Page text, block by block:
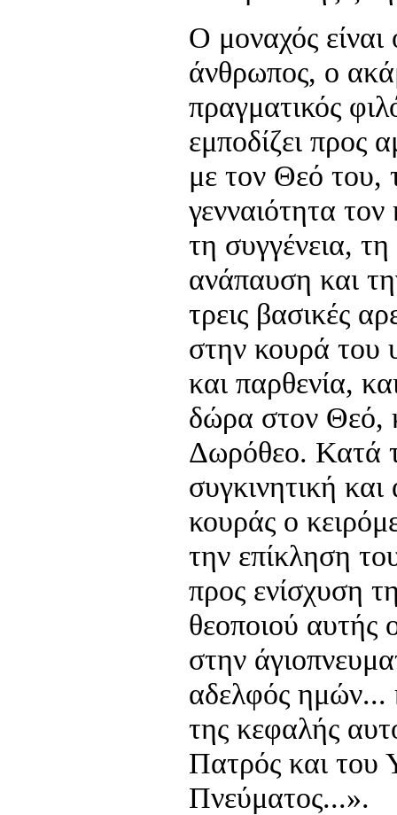
Ο μοναχός είναι
άνθρωπος, ο
πραγματικός
εμποδίζει προς
με τον Θεό του,
γενναιότητα
τη συγγένεια,
ανάπαυση και
τρεις βασικές
στην κουρά του
και παρθενία,
δώρα στον Θεό,
Δωρόθεο. Κατά
συγκινητική
κουράς ο
την επίκληση
προς ενίσχυση
θεοποιού αυτής
στην
αδελφός ημών...
της κεφαλής
Πατρός και του
Πνεύματος...».